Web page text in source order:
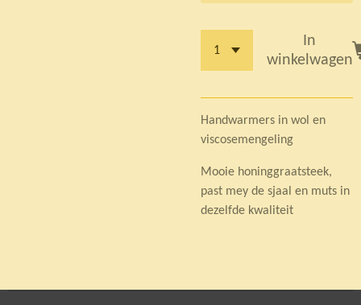
In
winkelwagen
Handwarmers in wol en
viscosemengeling
Mooie honinggraatsteek,
past mey de sjaal en muts in
dezelfde kwaliteit